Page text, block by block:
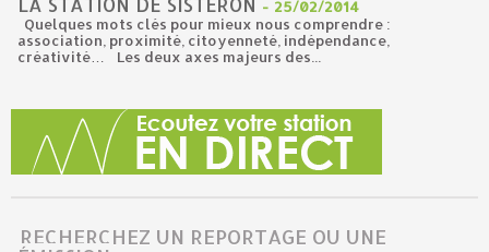
- 25/02/2014
Quelques mots clés pour mieux nous comprendre :
association, proximité, citoyenneté, indépendance,
créativité… Les deux axes majeurs des...
RECHERCHEZ UN REPORTAGE OU UNE